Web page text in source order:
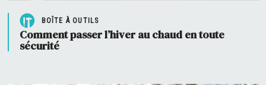
BOÎTE À OUTILS
Comment passer l’hiver au chaud en toute
sécurité